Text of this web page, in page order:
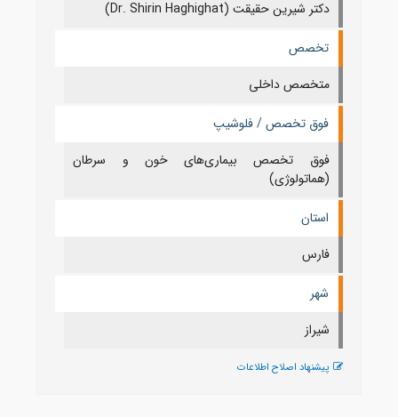
دکتر شیرین حقیقت (Dr. Shirin Haghighat)
تخصص
متخصص داخلی
فوق تخصص / فلوشیپ
فوق تخصص بیماری‌های خون و سرطان
(هماتولوژی)
استان
فارس
شهر
شيراز
پیشنهاد اصلاح اطلاعات